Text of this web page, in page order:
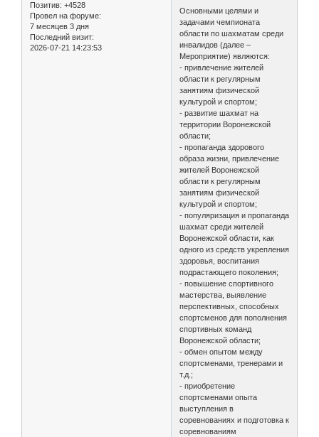
Позитив: +4528
Провел на форуме:
7 месяцев 3 дня
Последний визит:
2026-07-21 14:23:53
Основными целями и
задачами чемпионата
области по шахматам среди
инвалидов (далее –
Мероприятие) являются:
- привлечение жителей
области к регулярным
занятиям физической
культурой и спортом;
- развитие шахмат на
территории Воронежской
области;
- пропаганда здорового
образа жизни, привлечение
жителей Воронежской
области к регулярным
занятиям физической
культурой и спортом;
- популяризация и пропаганда
шахмат среди жителей
Воронежской области, как
одного из средств укрепления
здоровья, воспитания
подрастающего поколения;
- повышение спортивного
мастерства, выявление
перспективных, способных
спортсменов для пополнения
спортивных команд
Воронежской области;
- обмен опытом между
спортсменами, тренерами и
т.д.;
- приобретение
спортсменами опыта
выступления в
соревнованиях и подготовка к
соревнованиям